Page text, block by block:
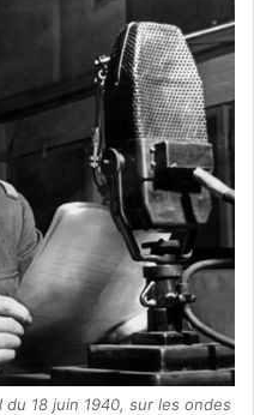
du 18 juin 1940, sur les ondes